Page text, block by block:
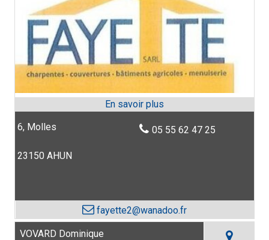
6, Molles
23150 AHUN
05 55 62 47 25
fayette2@wanadoo.fr
VOVARD Dominique